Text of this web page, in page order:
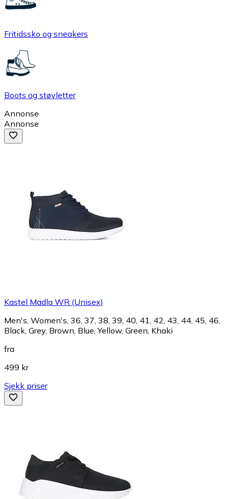
Fritidssko og sneakers
Boots og støvletter
Annonse
Annonse
Kastel Madla WR (Unisex)
Men's, Women's, 36, 37, 38, 39, 40, 41, 42, 43, 44, 45, 46,
Black, Grey, Brown, Blue, Yellow, Green, Khaki
fra
499 kr
Sjekk priser